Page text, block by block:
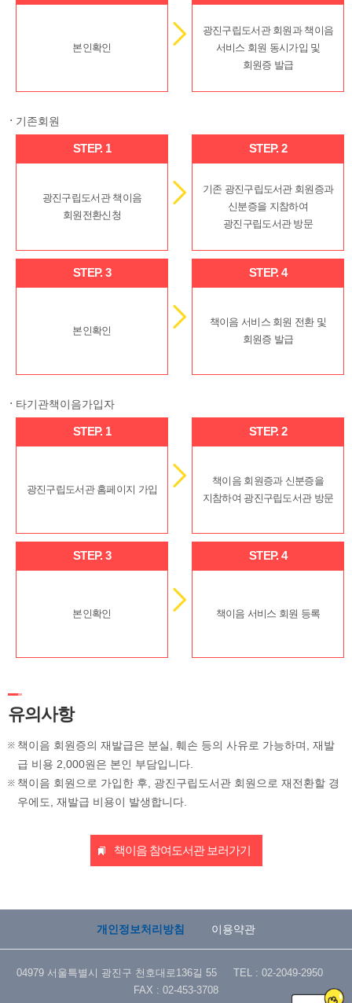
본인확인
광진구립도서관 회원과 책이음
서비스 회원 동시가입 및
회원증 발급
기존회원
STEP. 1
광진구립도서관 책이음
회원전환신청
STEP. 2
기존 광진구립도서관 회원증과
신분증을 지참하여
광진구립도서관 방문
STEP. 3
본인확인
STEP. 4
책이음 서비스 회원 전환 및
회원증 발급
타기관책이음가입자
STEP. 1
광진구립도서관 홈페이지 가입
STEP. 2
책이음 회원증과 신분증을
지참하여 광진구립도서관 방문
STEP. 3
본인확인
STEP. 4
책이음 서비스 회원 등록
유의사항
책이음 회원증의 재발급은 분실, 훼손 등의 사유로 가능하며, 재발
급 비용 2,000원은 본인 부담입니다.
책이음 회원으로 가입한 후, 광진구립도서관 회원으로 재전환할 경
우에도, 재발급 비용이 발생합니다.
책이음 참여도서관 보러가기
개인정보처리방침 이용약관
04979 서울특별시 광진구 천호대로136길 55 TEL : 02-2049-2950
FAX : 02-453-3708